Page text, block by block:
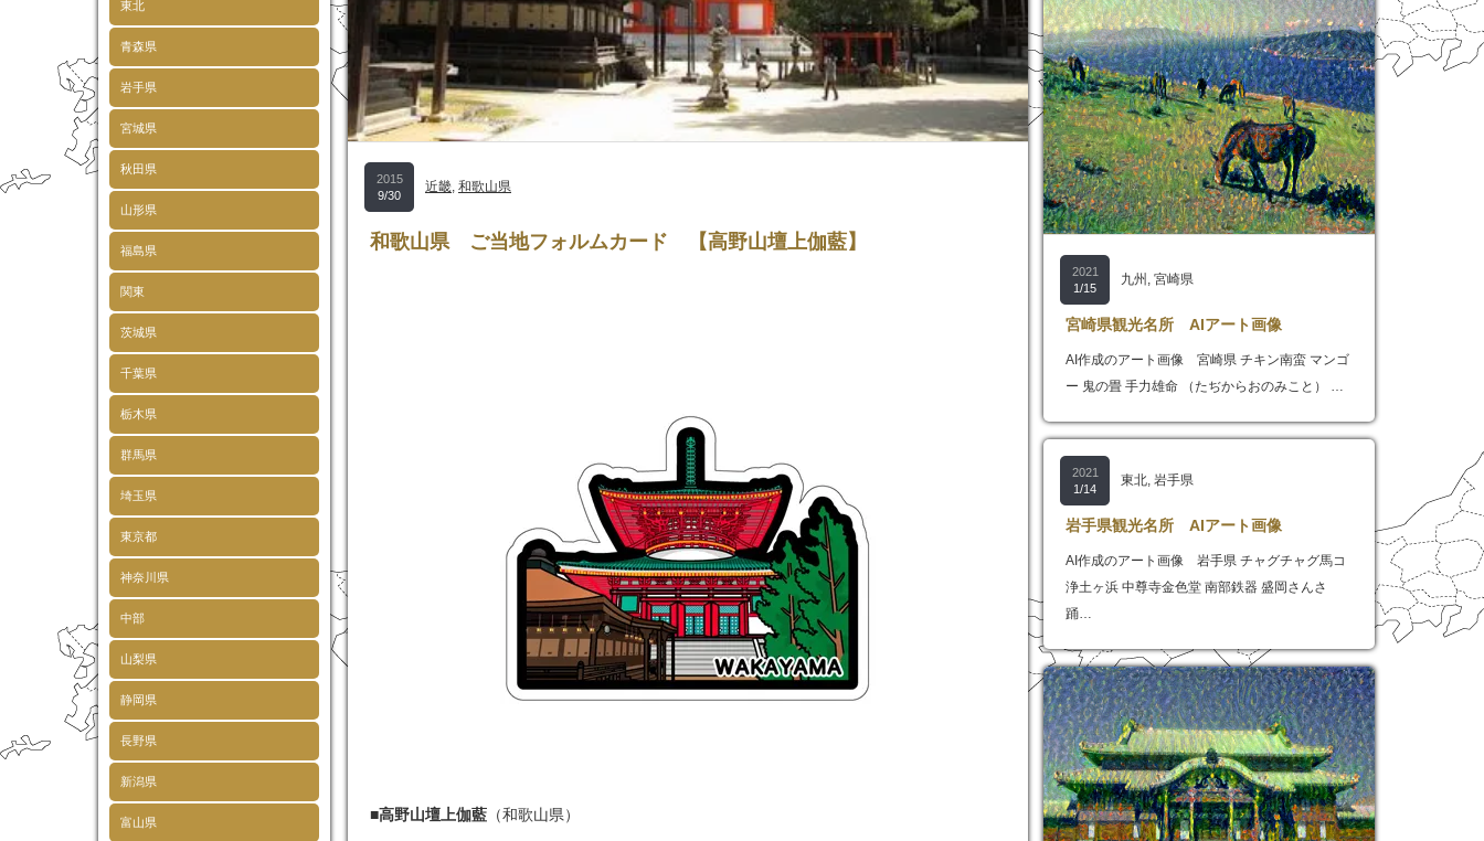
東北
青森県
岩手県
宮城県
秋田県
山形県
福島県
関東
茨城県
千葉県
栃木県
群馬県
埼玉県
東京都
神奈川県
中部
山梨県
静岡県
長野県
新潟県
富山県
2015
9/30
近畿, 和歌山県
和歌山県 ご当地フォルムカード 【高野山壇上伽藍】
■高野山壇上伽藍 （和歌山県）
2021
1/15
九州 , 宮崎県
宮崎県観光名所 AIアート画像
AI作成のアート画像 宮崎県 チキン南蛮 マンゴ
ー 鬼の畳 手力雄命 （たぢからおのみこと） …
2021
1/14
東北, 岩手県
岩手県観光名所 AIアート画像
AI作成のアート画像 岩手県 チャグチャグ馬コ
浄土ヶ浜 中尊寺金色堂 南部鉄器 盛岡さんさ
踊…